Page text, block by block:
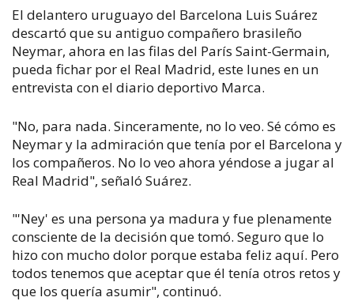
El delantero uruguayo del Barcelona Luis Suárez
descartó que su antiguo compañero brasileño
Neymar, ahora en las filas del París Saint-Germain,
pueda fichar por el Real Madrid, este lunes en un
entrevista con el diario deportivo Marca.
"No, para nada. Sinceramente, no lo veo. Sé cómo es
Neymar y la admiración que tenía por el Barcelona y
los compañeros. No lo veo ahora yéndose a jugar al
Real Madrid", señaló Suárez.
"'Ney' es una persona ya madura y fue plenamente
consciente de la decisión que tomó. Seguro que lo
hizo con mucho dolor porque estaba feliz aquí. Pero
todos tenemos que aceptar que él tenía otros retos y
que los quería asumir", continuó.